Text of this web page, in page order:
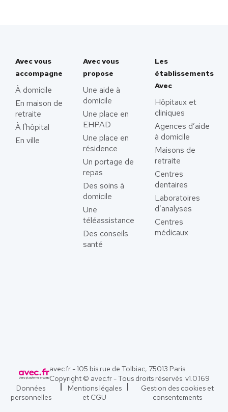
Avec vous
accompagne
À domicile
En maison de
retraite
À l'hôpital
En ville
Avec vous
propose
Une aide à
domicile
Une place en
EHPAD
Une place en
résidence
Un portage de
repas
Des soins à
domicile
Une
téléassistance
Des conseils
santé
Les
établissements
Avec
Hôpitaux et
cliniques
Agences d’aide
à domicile
Maisons de
retraite
Centres
dentaires
Laboratoires
d’analyses
Centres
médicaux
avec.fr - 105 bis rue de Tolbiac, 75013 Paris
Copyright © avec.fr - Tous droits réservés. v1.0.169
Données
personnelles
Mentions légales
et CGU
Gestion des cookies et
consentements